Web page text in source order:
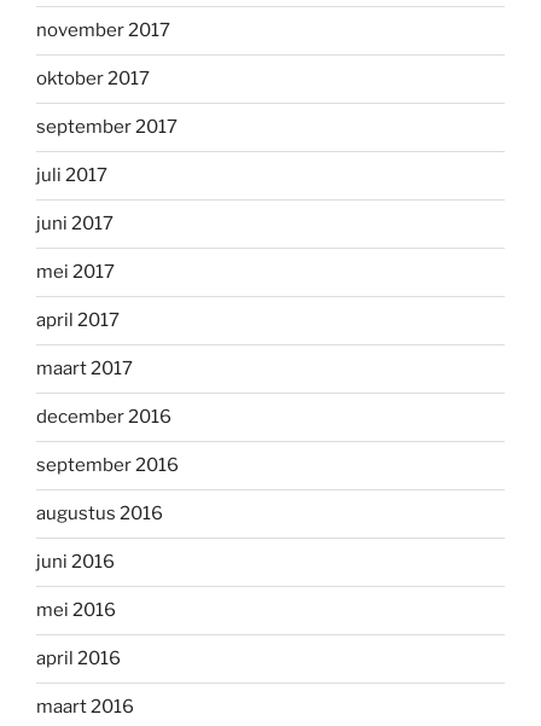
november 2017
oktober 2017
september 2017
juli 2017
juni 2017
mei 2017
april 2017
maart 2017
december 2016
september 2016
augustus 2016
juni 2016
mei 2016
april 2016
maart 2016